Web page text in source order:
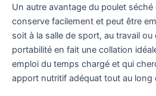
Un autre avantage du poulet
conserve facilement et peut être
soit à la salle de sport, au travail
portabilité en fait une collation
emploi du temps chargé et qui
apport nutritif adéquat tout au long